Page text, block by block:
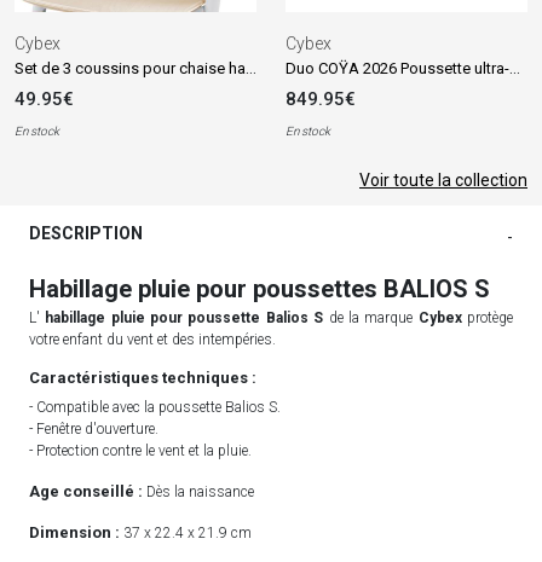
Cybex
49.95€
En stock
Cybex
849.95€
En stock
Voir toute la collection
DESCRIPTION -
Habillage pluie pour poussettes BALIOS S
L' habillage pluie pour poussette Balios S de la marque Cybexprotège
votre enfant du vent et des intempéries.
Caractéristiques techniques :
- Compatible avec la poussette Balios S.
- Fenêtre d'ouverture.
- Protection contre le vent et la pluie.
Age conseillé : Dès la naissance
Dimension : 37 x 22.4 x 21.9 cm